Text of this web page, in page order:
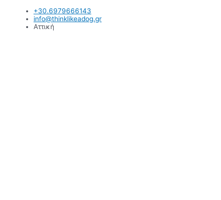
Μετάβαση
περιεχόμενο
+30.6979666143
info@thinklikeadog.gr
Αττική